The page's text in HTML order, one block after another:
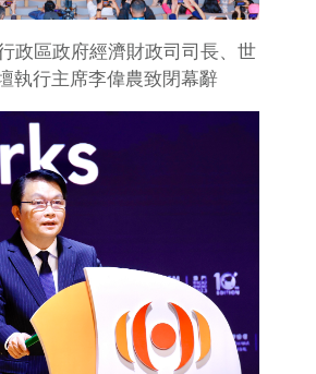
政區政府經濟財政司司長、世
執行主席李偉農致閉幕辭